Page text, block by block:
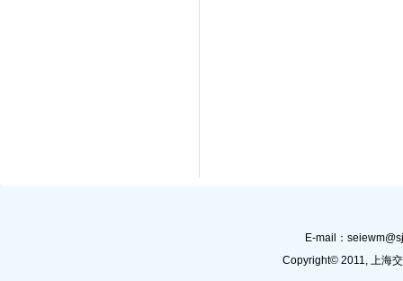
E-mail：
Copyright© 2011, 上海